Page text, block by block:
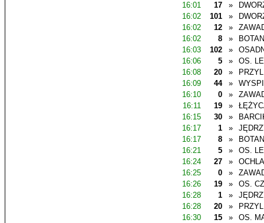
16:01
17 »
16:02
101 »
16:02
12 »
16:02
8 »
16:03
102 »
16:06
5 »
OS.
16:08
20 »
16:09
44 »
16:10
0 »
16:11
19 »
16:15
30 »
16:17
1 »
16:17
8 »
16:21
5 »
OS.
16:24
27 »
OCHLA
16:25
0 »
16:26
19 »
OS.
16:28
1 »
16:28
20 »
16:30
15 »
OS.